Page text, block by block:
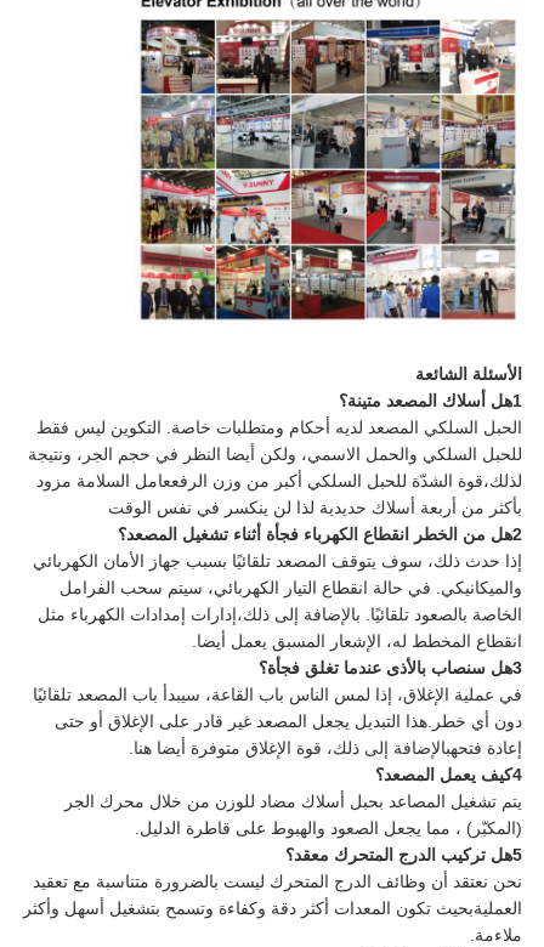
الأسئلة الشائعة
1هل أسلاك المصعد متينة؟
الحبل السلكي المصعد لديه أحكام ومتطلبات خاصة. التكوين ليس فقط
للحبل السلكي والحمل الاسمي، ولكن أيضا النظر في حجم الجر، ونتيجة
لذلك،قوة الشدّة للحبل السلكي أكبر من وزن الرفععامل السلامة مزود
بأكثر من أربعة أسلاك حديدية لذا لن ينكسر في نفس الوقت
2هل من الخطر انقطاع الكهرباء فجأة أثناء تشغيل المصعد؟
إذا حدث ذلك، سوف يتوقف المصعد تلقائيًا بسبب جهاز الأمان الكهربائي
والميكانيكي. في حالة انقطاع التيار الكهربائي، سيتم سحب الفرامل
الخاصة بالصعود تلقائيًا. بالإضافة إلى ذلك،إدارات إمدادات الكهرباء مثل
انقطاع المخطط له، الإشعار المسبق يعمل أيضا.
3هل سنصاب بالأذى عندما تغلق فجأة؟
في عملية الإغلاق، إذا لمس الناس باب القاعة، سيبدأ باب المصعد تلقائيًا
دون أي خطر.هذا التبديل يجعل المصعد غير قادر على الإغلاق أو حتى
إعادة فتحهبالإضافة إلى ذلك، قوة الإغلاق متوفرة أيضا هنا.
4كيف يعمل المصعد؟
يتم تشغيل المصاعد بحبل أسلاك مضاد للوزن من خلال محرك الجر
(المكبّر) ، مما يجعل الصعود والهبوط على قاطرة الدليل.
5هل تركيب الدرج المتحرك معقد؟
نحن نعتقد أن وظائف الدرج المتحرك ليست بالضرورة متناسبة مع تعقيد
العمليةبحيث تكون المعدات أكثر دقة وكفاءة وتسمح بتشغيل أسهل وأكثر
ملاءمة.